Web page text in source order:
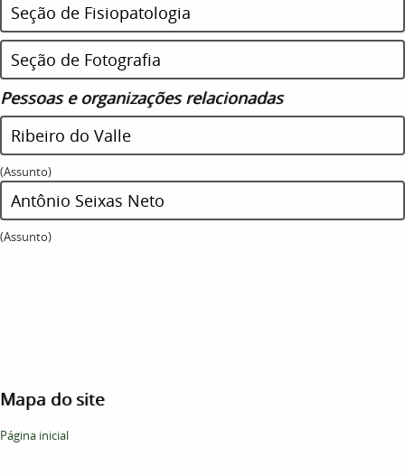
Seção de Fisiopatologia
Seção de Fotografia
Pessoas e organizações relacionadas
Ribeiro do Valle
(Assunto)
Antônio Seixas Neto
(Assunto)
Mapa do site
Página inicial